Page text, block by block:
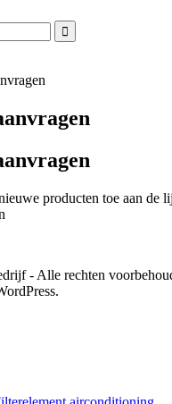
producten toe aan de
- Alle rechten